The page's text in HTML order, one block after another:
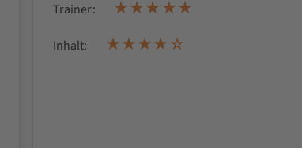
Trainer:
Inhalt: